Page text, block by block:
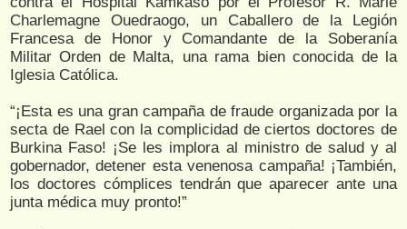
Charlemagne Ouedraogo, un Caballero de la Legión
Francesa de Honor y Comandante de la Soberanía
Militar Orden de Malta, una rama bien conocida de la
Iglesia Católica.
“¡Esta es una gran campaña de fraude organizada por la
secta de Rael con la complicidad de ciertos doctores de
Burkina Faso! ¡Se les implora al ministro de salud y al
gobernador, detener esta venenosa campaña! ¡También,
los doctores cómplices tendrán que aparecer ante una
junta médica muy pronto!”